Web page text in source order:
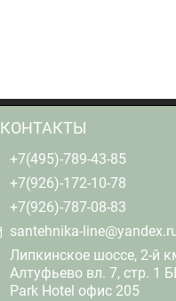
КОНТАКТЫ
+7(495)-789-43-85
+7(926)-172-10-78
+7(926)-787-08-83
santehnika-
Липкинское шоссе, 2-й
Алтуфьево вл. 7, стр. 1
Park Hotel офис 205